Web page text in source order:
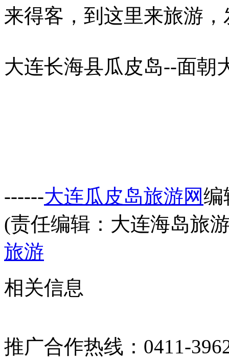
来得客，到这里来旅游
大连长海县瓜皮岛--面朝
------大连瓜皮岛旅游网编
(责任编辑：大连海岛旅
旅游
相关信息
推广合作热线：0411-